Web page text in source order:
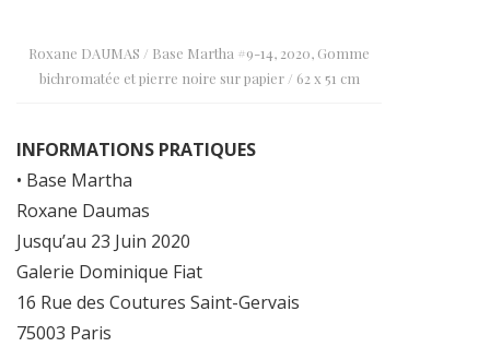
Roxane DAUMAS / Base Martha #9-14, 2020, Gomme
bichromatée et pierre noire sur papier / 62 x 51 cm
INFORMATIONS PRATIQUES
• Base Martha
Roxane Daumas
Jusqu’au 23 Juin 2020
Galerie Dominique Fiat
16 Rue des Coutures Saint-Gervais
75003 Paris